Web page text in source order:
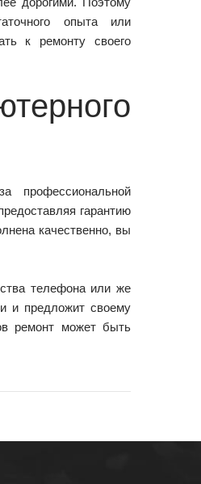
опыта или
к ремонту своего
профессиональной
гарантию
качественно, вы
телефона или же
и предложит своему
ремонт может быть